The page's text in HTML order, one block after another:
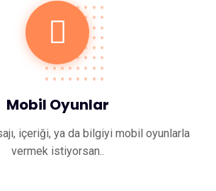
Mobil Oyunlar
içeriği, ya da bilgiyi mobil oyunlarla
vermek istiyorsan..